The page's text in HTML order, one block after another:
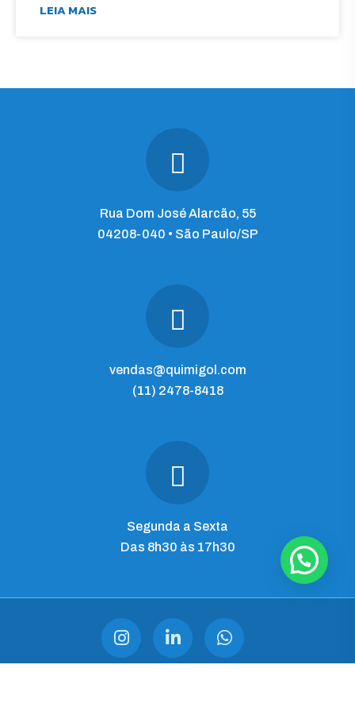
LEIA MAIS
Rua Dom José Alarcão, 55
04208-040 • São Paulo/SP
vendas@quimigol.com
(11) 2478-8418
Segunda a Sexta
Das 8h30 às 17h30